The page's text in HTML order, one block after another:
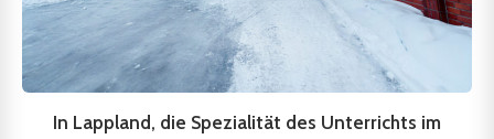
In Lappland, die Spezialität des Unterrichts im